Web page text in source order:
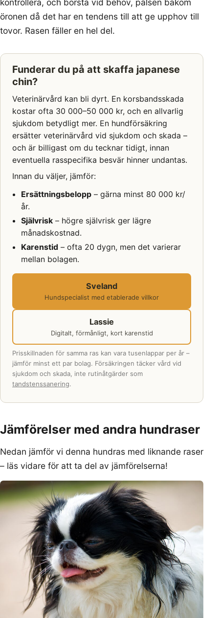
öronen då det har en tendens till att ge upphov till
tovor. Rasen fäller en hel del.
Funderar du på att skaffa japanese
chin?
Veterinärvård kan bli dyrt. En korsbandsskada
kostar ofta 30 000–50 000 kr, och en allvarlig
sjukdom betydligt mer. En hundförsäkring
ersätter veterinärvård vid sjukdom och skada –
och är billigast om du tecknar tidigt, innan
eventuella rasspecifika besvär hinner undantas.
Innan du väljer, jämför:
Ersättningsbelopp– gärna minst 80 000 kr/
år.
Självrisk– högre självrisk ger lägre
månadskostnad.
Karenstid– ofta 20 dygn, men det varierar
mellan bolagen.
Sveland
Hundspecialist med etablerade villkor
Lassie
Digitalt, förmånligt, kort karenstid
Prisskillnaden för samma ras kan vara tusenlappar per år –
jämför minst ett par bolag. Försäkringen täcker vård vid
sjukdom och skada, inte rutinåtgärder som
tandstenssanering.
Jämförelser med andra hundraser
Nedan jämför vi denna hundras med liknande raser
– läs vidare för att ta del av jämförelserna!